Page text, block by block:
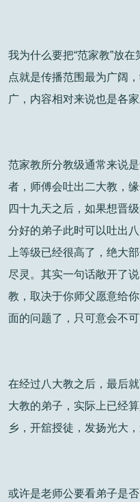
我为什么要把“范家教”放
点就是传播范围最为广阔
广，内容相对来说也是各家
范家教所分教级通常来说
者，师傅会吐出二大教，
四十九天之后，如果想晋
分好的弟子此时可以吐出
上等级已经很高了，绝大
尽灵。其实一句话敞开了
教，取决于你师父愿意给
面的问题了，只可意会不可
在经过八大教之后，最后
大教的弟子，实际上已经
乡，开舘授徒，发扬光大，
或许是老师公要看弟子是